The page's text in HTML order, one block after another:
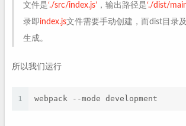
文件是‘./src/index.js’ ，输出路径是‘./dist/
录即index.js文件需要手动创建，而dist目录及
生成。
所以我们运行
1 webpack --mode development